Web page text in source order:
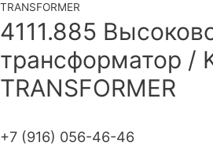
TRANSFORMER
4111.885
трансформатор /
TRANSFORMER
+7 (916) 056-46-46